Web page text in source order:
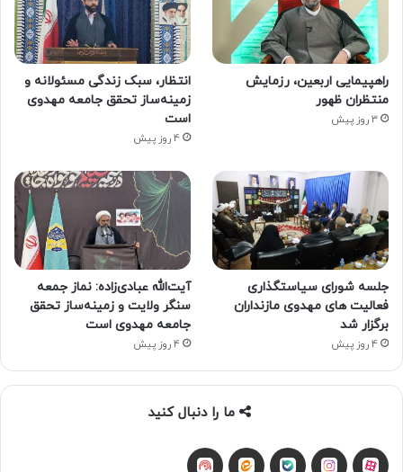
راهپیمایی اربعین، رزمایش
منتظران ظهور
3 روز پیش
انتظار، سبک زندگی مسئولانه و
زمینه‌ساز تحقق جامعه مهدوی
است
4 روز پیش
جلسه شورای سیاستگذاری
فعالیت های مهدوی مازنداران
برگزار شد
4 روز پیش
آیت‌الله عبادی‌زاده: نماز جمعه
سنگر ولایت و زمینه‌ساز تحقق
جامعه مهدوی است
4 روز پیش
ما را دنبال کنید
آپاراتاینستاگرام
بله ایتا شنوتو